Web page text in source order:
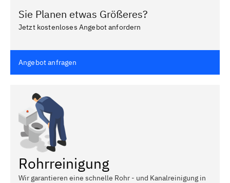
Sie Planen etwas Größeres?
Jetzt kostenloses Angebot anfordern
Angebot anfragen
Rohrreinigung
Wir garantieren eine schnelle Rohr - und Kanalreinigung in